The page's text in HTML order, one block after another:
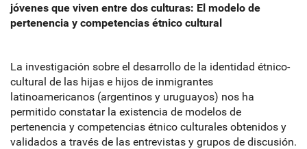
jóvenes que viven entre dos culturas: El modelo de
pertenencia y competencias étnico cultural
La investigación sobre el desarrollo de la identidad étnico-
cultural de las hijas e hijos de inmigrantes
latinoamericanos (argentinos y uruguayos) nos ha
permitido constatar la existencia de modelos de
pertenencia y competencias étnico culturales obtenidos y
validados a través de las entrevistas y grupos de discusión.